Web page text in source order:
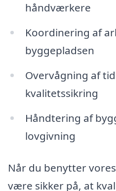
håndværkere
Koordinering af
byggepladsen
Overvågning af
kvalitetssikring
Håndtering af
lovgivning
Når du benytter
være sikker på, at